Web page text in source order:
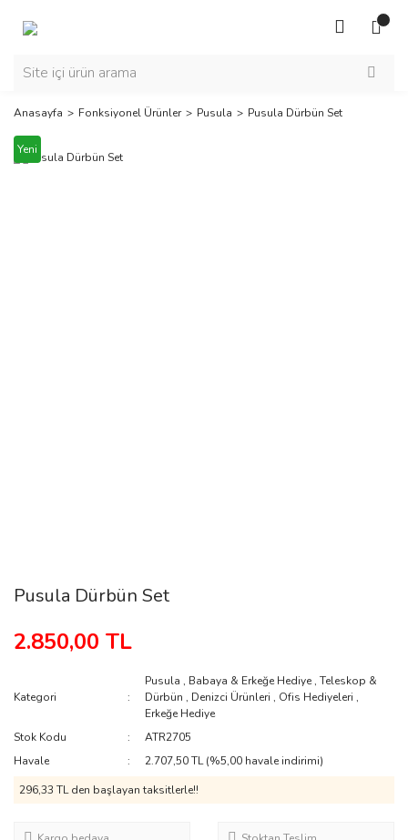
Anasayfa Fonksiyonel Ürünler Pusula Pusula Dürbün Set
Yeni
Pusula Dürbün Set
2.850,00 TL
Kategori
Pusula , Babaya & Erkeğe Hediye ,Teleskop &
Dürbün , Denizci Ürünleri , Ofis Hediyeleri ,
Erkeğe Hediye
Stok Kodu
ATR2705
Havale
2.707,50 TL (%5,00 havale indirimi)
296,33 TL den başlayan taksitlerle!!